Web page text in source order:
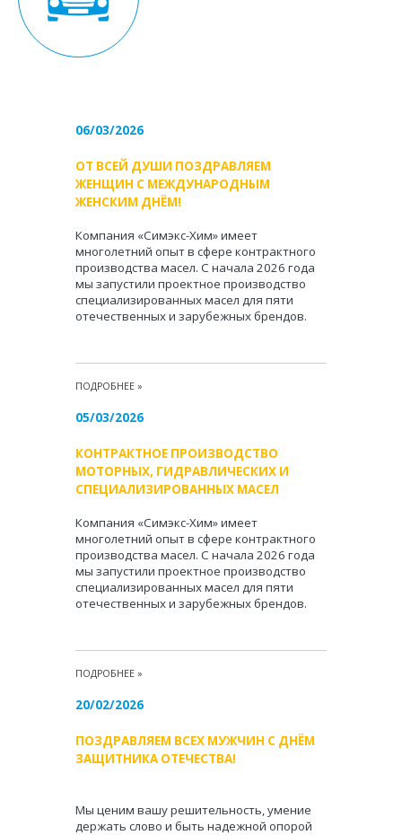
06/03/2026
ОТ ВСЕЙ ДУШИ ПОЗДРАВЛЯЕМ
ЖЕНЩИН С МЕЖДУНАРОДНЫМ
ЖЕНСКИМ ДНЁМ!
Компания «Симэкс-Хим» имеет
многолетний опыт в сфере контрактного
производства масел. С начала 2026 года
мы запустили проектное производство
специализированных масел для пяти
отечественных и зарубежных брендов.
ПОДРОБНЕЕ »
05/03/2026
КОНТРАКТНОЕ ПРОИЗВОДСТВО
МОТОРНЫХ, ГИДРАВЛИЧЕСКИХ И
СПЕЦИАЛИЗИРОВАННЫХ МАСЕЛ
Компания «Симэкс-Хим» имеет
многолетний опыт в сфере контрактного
производства масел. С начала 2026 года
мы запустили проектное производство
специализированных масел для пяти
отечественных и зарубежных брендов.
ПОДРОБНЕЕ »
20/02/2026
ПОЗДРАВЛЯЕМ ВСЕХ МУЖЧИН С ДНЁМ
ЗАЩИТНИКА ОТЕЧЕСТВА!
Мы ценим вашу решительность, умение
держать слово и быть надежной опорой